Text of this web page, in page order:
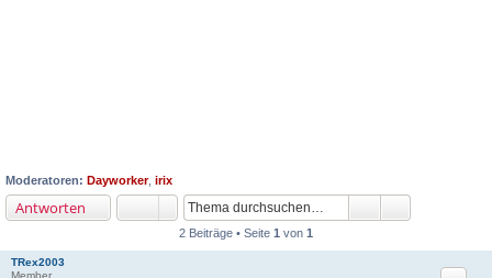
Moderatoren: Dayworker, irix
Antworten
2 Beiträge • Seite 1 von 1
TRex2003
Member